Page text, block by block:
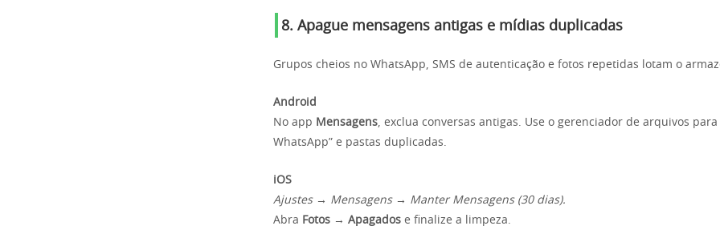
8. Apague mensagens antigas e mídias duplicadas
Grupos cheios no WhatsApp, SMS de autenticação e fotos repetidas lotam o
Android
No app Mensagens, exclua conversas antigas. Use o gerenciador de arquivos para
WhatsApp” e pastas duplicadas.
iOS
Ajustes → Mensagens → Manter Mensagens (30 dias).
Abra Fotos → Apagados e finalize a limpeza.